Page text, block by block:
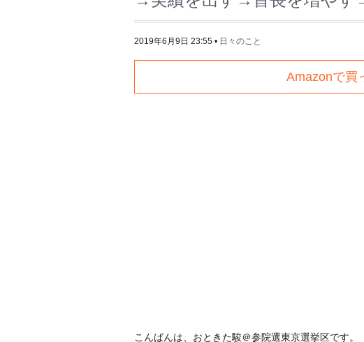
2019年6月9日 23:55 • 日々のこと
Amazonで買
こんばんは、おときた駿＠参院選東京選挙区です。